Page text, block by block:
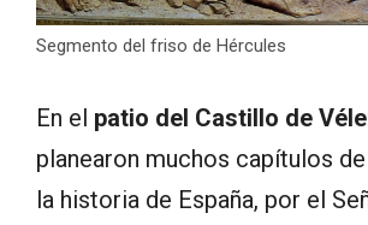
Segmento del friso de Hércules
En el patio del Castillo de
planearon muchos capítulos
la historia de España, por el